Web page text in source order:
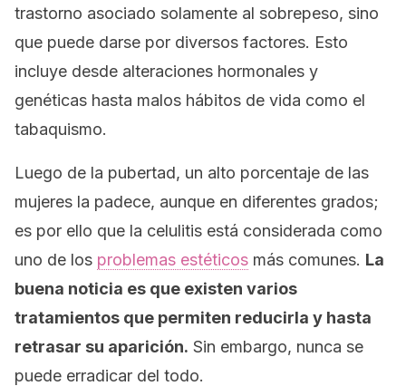
trastorno asociado solamente al sobrepeso, sino
que puede darse por diversos factores. Esto
incluye desde alteraciones hormonales y
genéticas hasta malos hábitos de vida como el
tabaquismo.
Luego de la pubertad, un alto porcentaje de las
mujeres la padece, aunque en diferentes grados;
es por ello que la celulitis está considerada como
uno de los problemas estéticos más comunes. La
buena noticia es que existen varios
tratamientos que permiten reducirla y hasta
retrasar su aparición. Sin embargo, nunca se
puede erradicar del todo.